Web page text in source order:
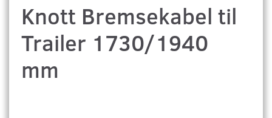
Knott Bremsekabel til
Trailer 1730/1940
mm